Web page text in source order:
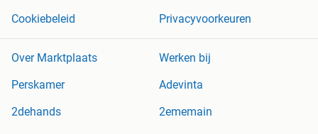
Cookiebeleid
Privacyvoorkeuren
Over Marktplaats
Werken bij
Perskamer
Adevinta
2dehands
2ememain